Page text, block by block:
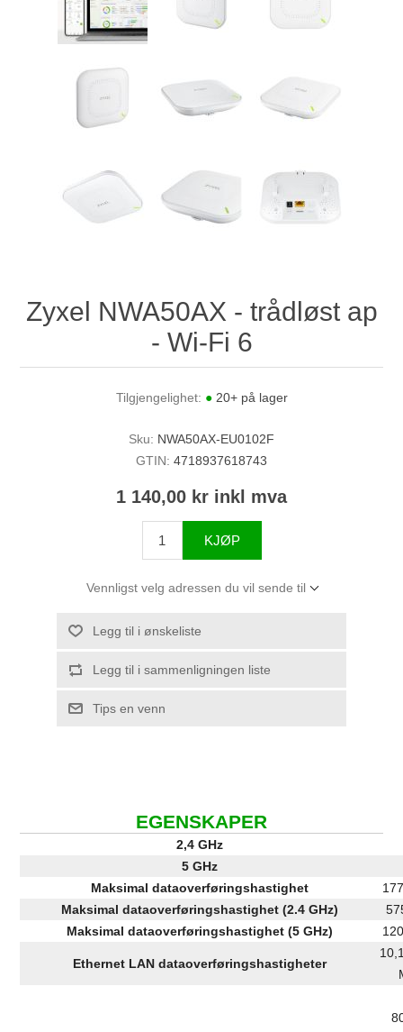
Zyxel NWA50AX - trådløst ap
- Wi-Fi 6
Tilgjengelighet: ● 20+ på lager
Sku: NWA50AX-EU0102F
GTIN: 4718937618743
1 140,00 kr inkl mva
KJØP
Vennligst velg adressen du vil sende til
Legg til i ønskeliste
Legg til i sammenligningen liste
Tips en venn
EGENSKAPER
2,4 GHz
5 GHz
Maksimal dataoverføringshastighet
Maksimal dataoverføringshastighet (2.4 GHz)
Maksimal dataoverføringshastighet (5 GHz)
Ethernet LAN dataoverføringshastigheter